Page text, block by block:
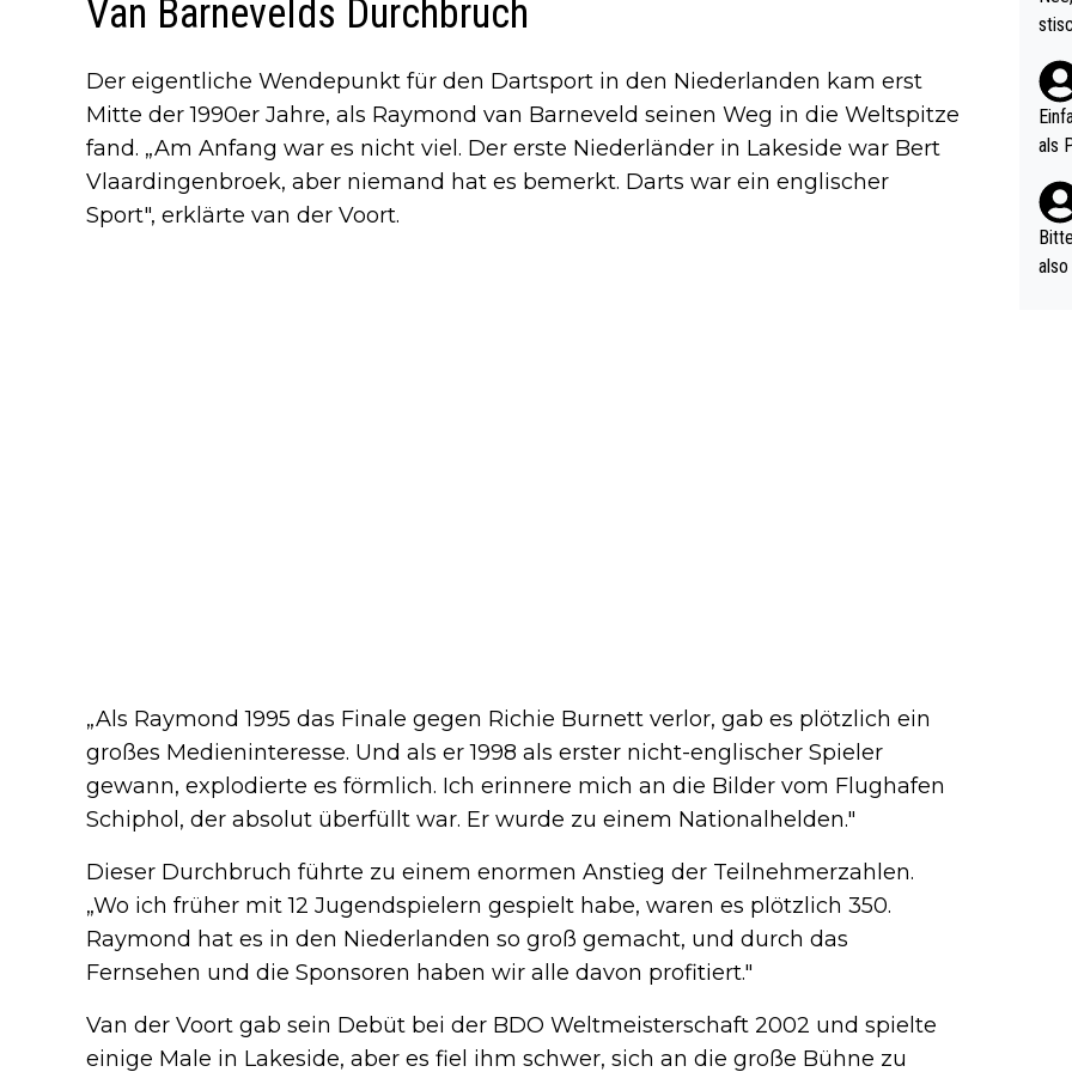
Van Barnevelds Durchbruch
Der eigentliche Wendepunkt für den Dartsport in den Niederlanden kam erst
Mitte der 1990er Jahre, als Raymond van Barneveld seinen Weg in die Weltspitze
fand. „Am Anfang war es nicht viel. Der erste Niederländer in Lakeside war Bert
Vlaardingenbroek, aber niemand hat es bemerkt. Darts war ein englischer
Sport", erklärte van der Voort.
„Als Raymond 1995 das Finale gegen Richie Burnett verlor, gab es plötzlich ein
großes Medieninteresse. Und als er 1998 als erster nicht-englischer Spieler
gewann, explodierte es förmlich. Ich erinnere mich an die Bilder vom Flughafen
Schiphol, der absolut überfüllt war. Er wurde zu einem Nationalhelden."
Dieser Durchbruch führte zu einem enormen Anstieg der Teilnehmerzahlen.
„Wo ich früher mit 12 Jugendspielern gespielt habe, waren es plötzlich 350.
Raymond hat es in den Niederlanden so groß gemacht, und durch das
Fernsehen und die Sponsoren haben wir alle davon profitiert."
Van der Voort gab sein Debüt bei der BDO Weltmeisterschaft 2002 und spielte
einige Male in Lakeside, aber es fiel ihm schwer, sich an die große Bühne zu
(in
als
nes
ttler
vV
als